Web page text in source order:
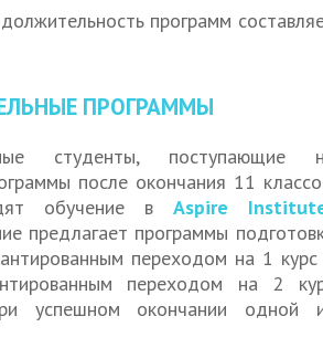
программ
ПРОГРАММЫ
студенты, поступающие
после окончания 11
обучение в Aspire
предлагает программы
переходом на 1
переходом на 2
успешном окончании одной